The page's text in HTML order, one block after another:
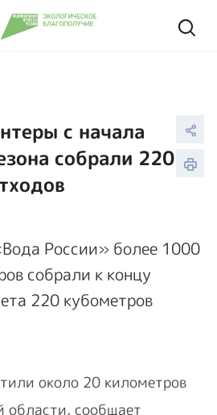
с начала
собрали 220
России» более 1000
собрали к концу
220 кубометров
около 20 километров
области, сообщает